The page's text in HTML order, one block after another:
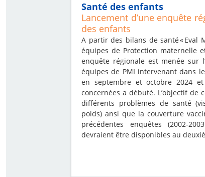
Santé des enfants
Lancement d’une enquête
des enfants
A partir des bilans de santé « Eval
équipes de Protection maternelle
enquête régionale est menée sur
équipes de PMI intervenant dans
en septembre et octobre 2024
concernées a débuté. L’objectif de
différents problèmes de santé
poids) ansi que la couverture
précédentes enquêtes (2002-
devraient être disponibles au